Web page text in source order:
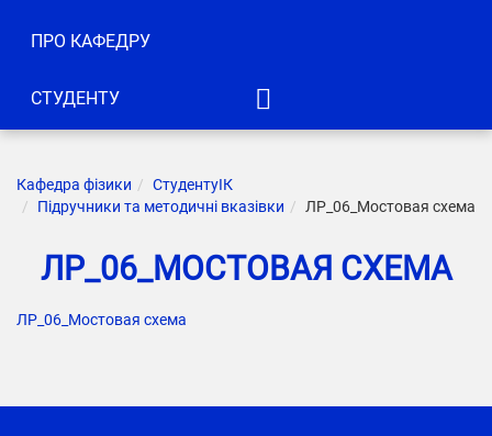
ПРО КАФЕДРУ
СТУДЕНТУ
КН
АКТ
Кафедра фізики СтудентуІК
Підручники та методичні вказівки
ЛР_06_Мостовая схема
ЛР_06_МОСТОВАЯ СХЕМА
ЛР_06_Мостовая схема